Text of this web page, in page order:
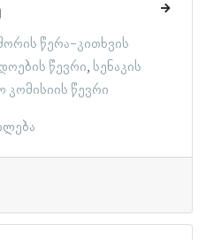
წერა-კითხვის
წევრი სენაკის
კომისიის წევრი